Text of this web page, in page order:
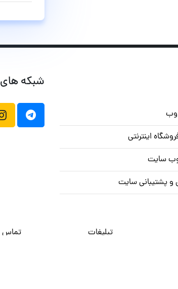
وب
اینترنتی
سایت
و پشتیبانی سایت
شبکه
تبلیغات تماس